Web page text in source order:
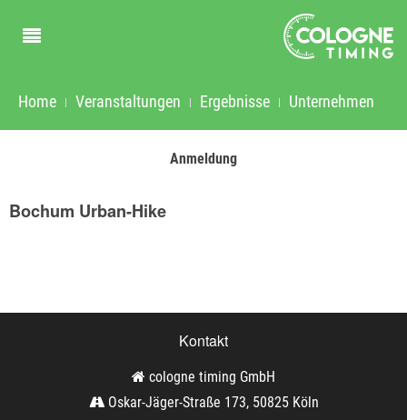
Home Veranstaltungen Ergebnisse Unternehmen
Anmeldung
Bochum Urban-Hike
Kontakt
cologne timing GmbH
Oskar-Jäger-Straße 173, 50825 Köln